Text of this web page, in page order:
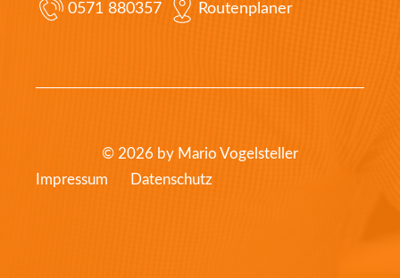
0571 880357 Routenplaner
© 2026 by Mario Vogelsteller
Impressum
Datenschutz